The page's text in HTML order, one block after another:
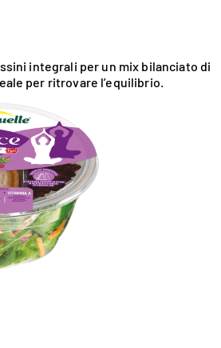
integrali per un mix bilanciato di
per ritrovare l’equilibrio.